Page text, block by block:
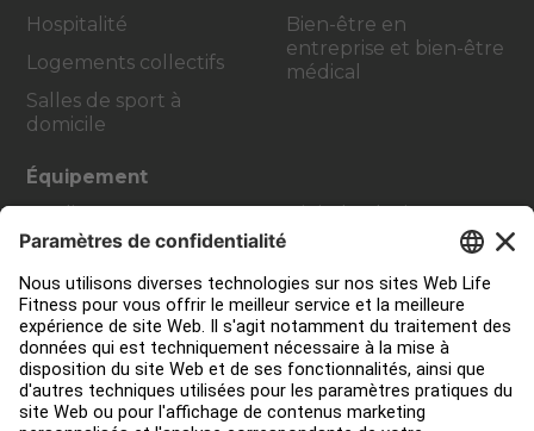
Hospitalité
Logements collectifs
Salles de sport à
domicile
Bien-être en
entreprise et bien-être
médical
Équipement
Cardio
Strength Training
Accessoires
Digital Solutions
Contact Service
Aménagement de club
Centre de services